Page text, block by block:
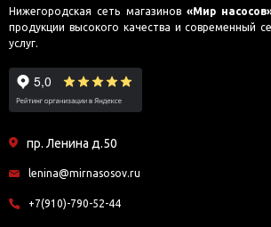
Нижегородская сеть магазинов «Мир
продукции высокого качества и современный
услуг.
пр. Ленина д.50
lenina@mirnasosov.ru
+7(910)-790-52-44